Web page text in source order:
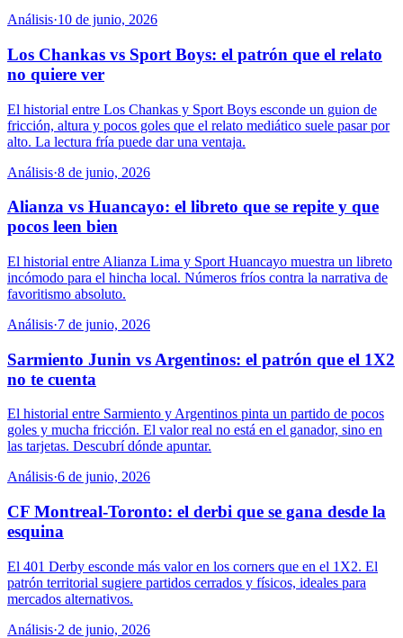
Análisis·10 de junio, 2026
Los Chankas vs Sport Boys: el patrón que el relato
no quiere ver
El historial entre Los Chankas y Sport Boys esconde un guion de
fricción, altura y pocos goles que el relato mediático suele pasar por
alto. La lectura fría puede dar una ventaja.
Análisis·8 de junio, 2026
Alianza vs Huancayo: el libreto que se repite y que
pocos leen bien
El historial entre Alianza Lima y Sport Huancayo muestra un libreto
incómodo para el hincha local. Números fríos contra la narrativa de
favoritismo absoluto.
Análisis·7 de junio, 2026
Sarmiento Junin vs Argentinos: el patrón que el 1X2
no te cuenta
El historial entre Sarmiento y Argentinos pinta un partido de pocos
goles y mucha fricción. El valor real no está en el ganador, sino en
las tarjetas. Descubrí dónde apuntar.
Análisis·6 de junio, 2026
CF Montreal-Toronto: el derbi que se gana desde la
esquina
El 401 Derby esconde más valor en los corners que en el 1X2. El
patrón territorial sugiere partidos cerrados y físicos, ideales para
mercados alternativos.
Análisis·2 de junio, 2026